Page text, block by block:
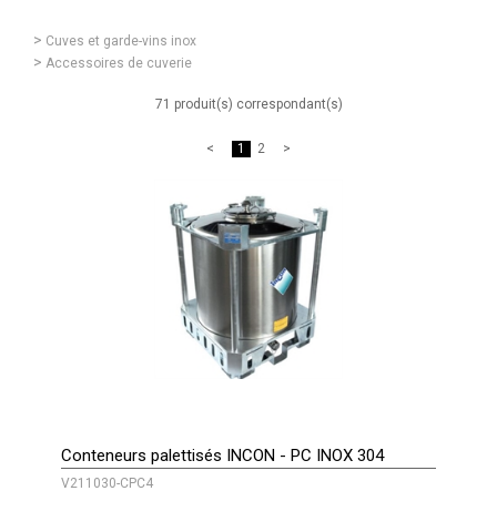
Cuves et garde-vins inox
Accessoires de cuverie
71 produit(s) correspondant(s)
1 2
Conteneurs palettisés INCON - PC INOX 304
V211030-CPC4